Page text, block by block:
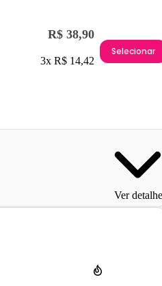
R$ 38,90
3x R$ 14,42
Selecionar
Ver